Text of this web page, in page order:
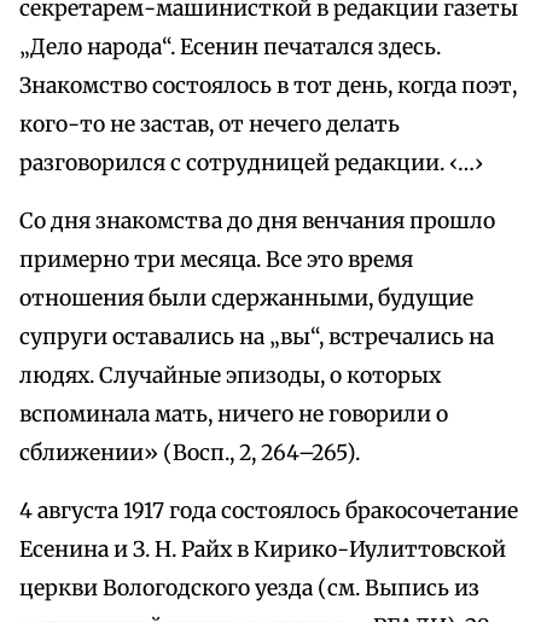
секретарем-машинисткой в редакции газеты
„Дело народа“. Есенин печатался здесь.
Знакомство состоялось в тот день, когда поэт,
кого-то не застав, от нечего делать
разговорился с сотрудницей редакции. ‹…›
Со дня знакомства до дня венчания прошло
примерно три месяца. Все это время
отношения были сдержанными, будущие
супруги оставались на „вы“, встречались на
людях. Случайные эпизоды, о которых
вспоминала мать, ничего не говорили о
сближении» (Восп., 2, 264–265).
4 августа 1917 года состоялось бракосочетание
Есенина и З. Н. Райх в Кирико-Иулиттовской
церкви Вологодского уезда (см. Выпись из